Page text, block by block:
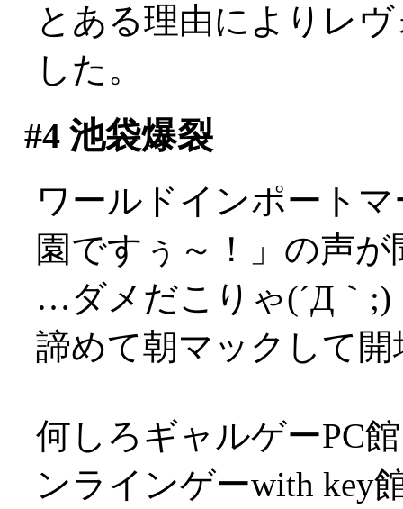
とある理由によりレ
した。
#4池袋爆裂
ワールドインポート
園ですぅ～！」の声
…ダメだこりゃ(´Д｀;)
諦めて朝マックして
何しろギャルゲーPC
ンラインゲーwith key